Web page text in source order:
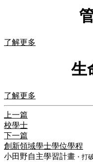
了解更多
生
了解更多
上一篇
校學士
下一篇
創新領域學士學位學程
小田野自主學習計畫 ・打